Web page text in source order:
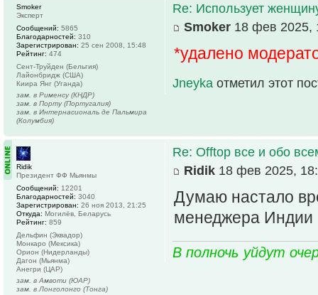
Re: Использует
Smoker 18 фев 2025,
*удалено
Jneyka отметил этот
Smoker
Эксперт
Сообщений: 5865
Благодарностей: 310
Зарегистрирован: 25 сен 2008, 15:48
Рейтинг: 474
Сент-Труйден (Бельгия)
Лайонбридж (США)
Киира Янг (Уганда)
зам. в Рименсу (КНДР)
зам. в Порту (Португалия)
зам. в Интернасиональ де Пальмира
(Колумбия)
Re: Offtop все и обо
Ridik 18 фев 2025,
Думаю настало
менеджера Индии
В полночь уйдут
Ridik
Президент ФФ Мьянмы
Сообщений: 12201
Благодарностей: 3040
Зарегистрирован: 26 ноя 2013, 21:25
Откуда: Могилёв, Беларусь
Рейтинг: 859
Дельфин (Эквадор)
Монкаро (Мексика)
Орион (Нидерланды)
Дагон (Мьянма)
Анегри (ЦАР)
зам. в Амвоти (ЮАР)
зам. в Лонголонго (Тонга)